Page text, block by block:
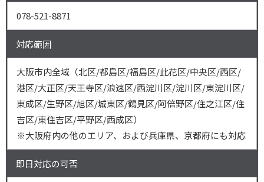
078-521-8871
対応範囲
大阪市内全域（北区/都島区/福島区/此花区/中央区/西区/
港区/大正区/天王寺区/浪速区/西淀川区/淀川区/東淀川区/
東成区/生野区/旭区/城東区/鶴見区/阿倍野区/住之江区/住
吉区/東住吉区/平野区/西成区）
※大阪府内の他のエリア、および兵庫県、京都府にも対応
即日対応の可否